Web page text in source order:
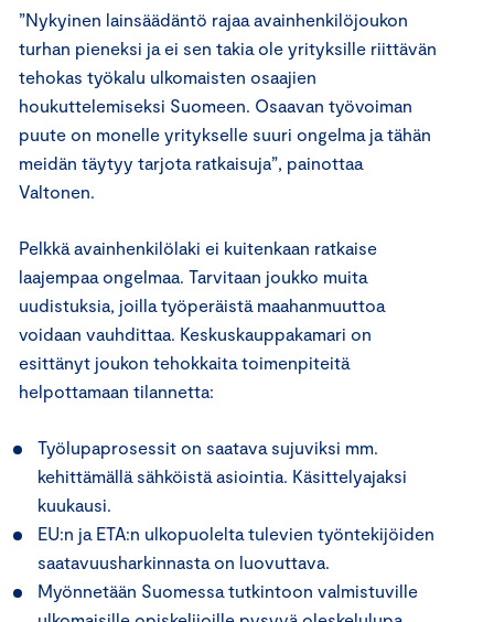
”Nykyinen lainsäädäntö rajaa avainhenkilöjoukon
turhan pieneksi ja ei sen takia ole yrityksille riittävän
tehokas työkalu ulkomaisten osaajien
houkuttelemiseksi Suomeen. Osaavan työvoiman
puute on monelle yritykselle suuri ongelma ja tähän
meidän täytyy tarjota ratkaisuja”, painottaa
Valtonen.
Pelkkä avainhenkilölaki ei kuitenkaan ratkaise
laajempaa ongelmaa. Tarvitaan joukko muita
uudistuksia, joilla työperäistä maahanmuuttoa
voidaan vauhdittaa. Keskuskauppakamari on
esittänyt joukon tehokkaita toimenpiteitä
helpottamaan tilannetta:
Työlupaprosessit on saatava sujuviksi mm.
kehittämällä sähköistä asiointia. Käsittelyajaksi
kuukausi.
EU:n ja ETA:n ulkopuolelta tulevien työntekijöiden
saatavuusharkinnasta on luovuttava.
Myönnetään Suomessa tutkintoon valmistuville